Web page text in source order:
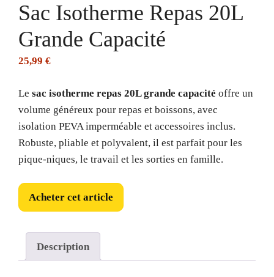
Sac Isotherme Repas 20L
Grande Capacité
25,99 €
Le sac isotherme repas 20L grande capacité offre un
volume généreux pour repas et boissons, avec
isolation PEVA imperméable et accessoires inclus.
Robuste, pliable et polyvalent, il est parfait pour les
pique-niques, le travail et les sorties en famille.
Acheter cet article
Description